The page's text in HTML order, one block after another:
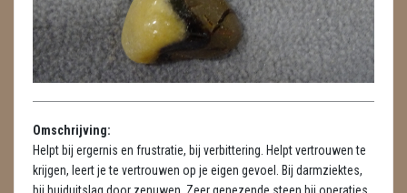
HUISREINIGING
KAARSEN
MASSAGE
METEORIETEN
Omschrijving:
Helpt bij ergernis en frustratie, bij verbittering. Helpt vertrouwen te
krijgen, leert je te vertrouwen op je eigen gevoel. Bij darmziektes,